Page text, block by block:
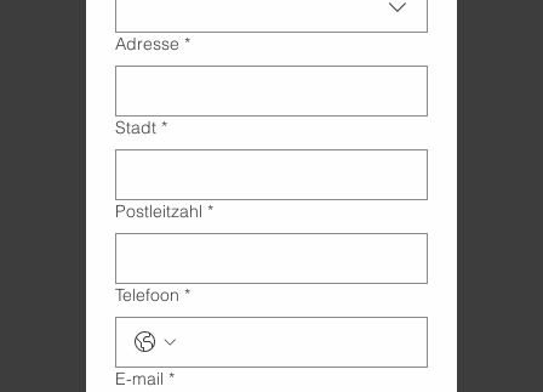
Adresse *
Stadt *
Postleitzahl *
Telefoon *
E-mail *